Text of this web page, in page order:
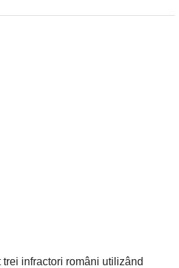
infractori români utilizând